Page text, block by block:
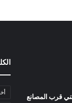
قرب المصانع